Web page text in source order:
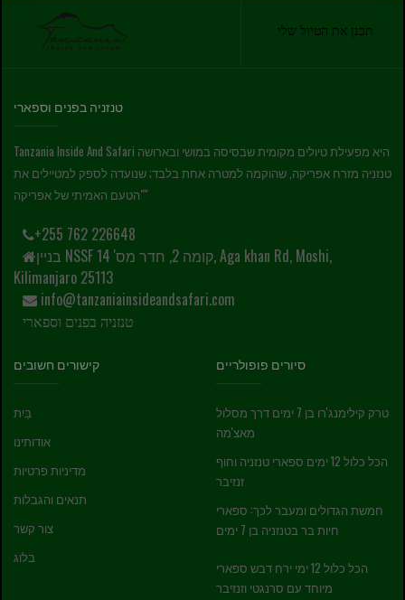
תכנן את הטיול שלי
טנזניה בפנים וספארי
Tanzania Inside And Safari היא מפעילת טיולים מקומית שבסיסה במושי ובארושה
טנזניה מזרח אפריקה, שהוקמה למטרה אחת בלבד; שנועדה לספק למטיילים את
"הטעם האמיתי של אפריקה"
+255 762 226648
בניין NSSF קומה 2, חדר מס' 14, Aga khan Rd, Moshi,
Kilimanjaro 25113
info@tanzaniainsideandsafari.com
טנזניה בפנים וספארי
קישורים חשובים
בַּיִת
אודותינו
מדיניות פרטיות
תנאים והגבלות
צור קשר
בלוג
סיורים פופולריים
טרק קילימנג'רו בן 7 ימים דרך מסלול
מאצ'מה
הכל כלול 12 ימים ספארי טנזניה וחוף
זנזיבר
חמשת הגדולים ומעבר לכך: ספארי
חיות בר בטנזניה בן 7 ימים
הכל כלול 12 ימי ירח דבש ספארי
מיוחד עם סרנגטי וזנזיבר